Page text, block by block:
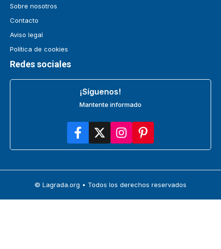
Sobre nosotros
Contacto
Aviso legal
Política de cookies
Redes sociales
¡Síguenos!
Mantente informado
© Lagrada.org • Todos los derechos reservados